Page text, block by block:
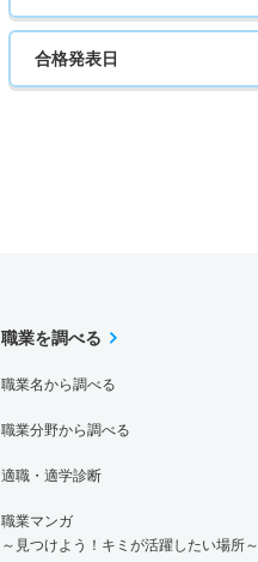
合格発表日
職業を調べる
職業名から調べる
職業分野から調べる
適職・適学診断
職業マンガ
～見つけよう！キミが活躍したい場所～